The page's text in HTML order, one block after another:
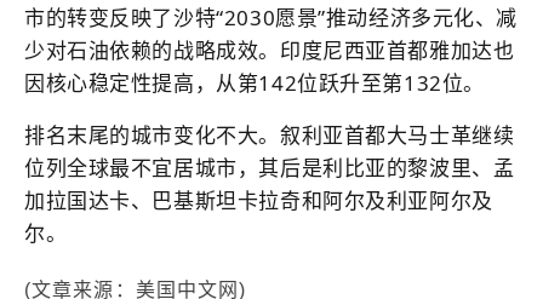
市的转变反映了沙特“2030愿景”推动经济多元化、减
少对石油依赖的战略成效。印度尼西亚首都雅加达也
因核心稳定性提高，从第142位跃升至第132位。
排名末尾的城市变化不大。叙利亚首都大马士革继续
位列全球最不宜居城市，其后是利比亚的黎波里、孟
加拉国达卡、巴基斯坦卡拉奇和阿尔及利亚阿尔及
尔。
(文章来源：美国中文网)